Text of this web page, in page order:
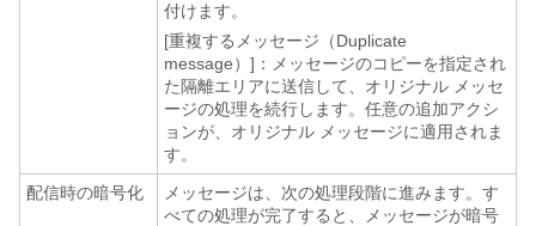
付けます。
[重複するメッセージ（Duplicate
message）]：メッセージのコピーを指定され
た隔離エリアに送信して、オリジナル メッセ
ージの処理を続行します。 任意の追加アクシ
ョンが、オリジナル メッセージに適用されま
す。
配信時の暗号化
メッセージは、次の処理段階に進みます。す
べての処理が完了すると、メッセージが暗号